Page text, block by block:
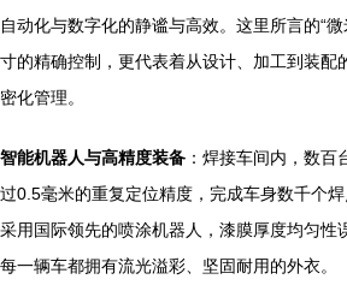
自动化与数字化的静谧与高效。这里所言的“
寸的精确控制，更代表着从设计、加工到装配
密化管理。
智能机器人与高精度装备 ：焊接车间内，数
过0.5毫米的重复定位精度，完成车身数千个
采用国际领先的喷涂机器人，漆膜厚度均匀性
每一辆车都拥有流光溢彩、坚固耐用的外衣。